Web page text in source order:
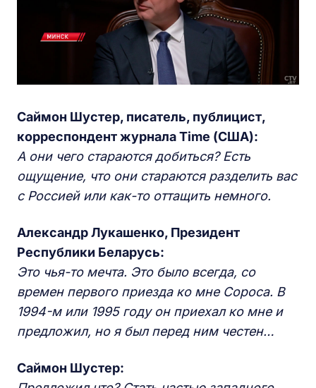
Саймон Шустер, писатель, публицист,
корреспондент журнала Time (США):
А они чего стараются добиться? Есть
ощущение, что они стараются разделить вас
с Россией или как-то оттащить немного.
Александр Лукашенко, Президент
Республики Беларусь:
Это чья-то мечта. Это было всегда, со
времен первого приезда ко мне Сороса. В
1994-м или 1995 году он приехал ко мне и
предложил, но я был перед ним честен…
Саймон Шустер: